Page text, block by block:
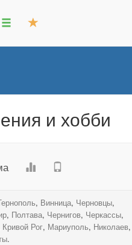
и хобби
, Винница, Черновцы,
, Полтава, Чернигов, Черкассы,
Кривой Рог, Мариуполь, Николаев,
.